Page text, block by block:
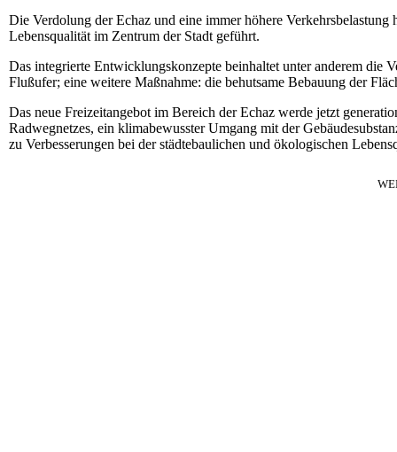
Die Verdolung der Echaz und eine immer höhere
Lebensqualität im Zentrum der Stadt geführt.
Das integrierte Entwicklungskonzepte beinhaltet unter anderem die
Flußufer; eine weitere Maßnahme: die behutsame Bebauung der
Das neue Freizeitangebot im Bereich der Echaz werde jetzt
Radwegnetzes, ein klimabewusster Umgang mit der
zu Verbesserungen bei der städtebaulichen und ökologischen